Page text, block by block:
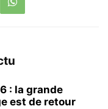
: la grande
est de retour